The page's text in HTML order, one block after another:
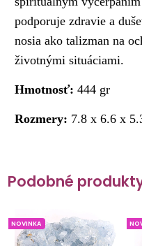
podporuje zdravie a
nosia ako talizman na
životnými situáciami.
Hmotnosť:444 gr
Rozmery: 7.8 x 6.6 x
Podobné
NOVINKA